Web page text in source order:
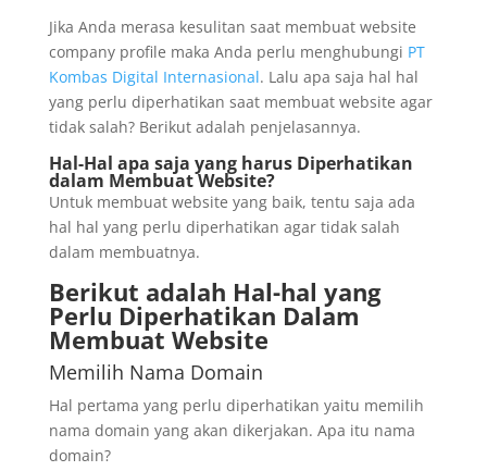
Jika Anda merasa kesulitan saat membuat website
company profile maka Anda perlu menghubungi PT
Kombas Digital Internasional. Lalu apa saja hal hal
yang perlu diperhatikan saat membuat website agar
tidak salah? Berikut adalah penjelasannya.
Hal-Hal apa saja yang harus Diperhatikan
dalam Membuat Website?
Untuk membuat website yang baik, tentu saja ada
hal hal yang perlu diperhatikan agar tidak salah
dalam membuatnya.
Berikut adalah Hal-hal yang
Perlu Diperhatikan Dalam
Membuat Website
Memilih Nama Domain
Hal pertama yang perlu diperhatikan yaitu memilih
nama domain yang akan dikerjakan. Apa itu nama
domain?